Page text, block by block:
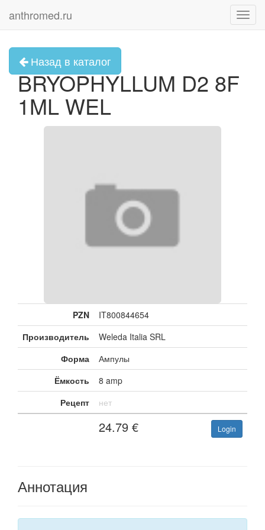
anthromed.ru
Назад в каталог
BRYOPHYLLUM D2 8F
1ML WEL
PZN
IT800844654
Производитель
Weleda Italia SRL
Форма
Ампулы
Ёмкость
8 amp
Рецепт
нет
24.79 € Login
Аннотация